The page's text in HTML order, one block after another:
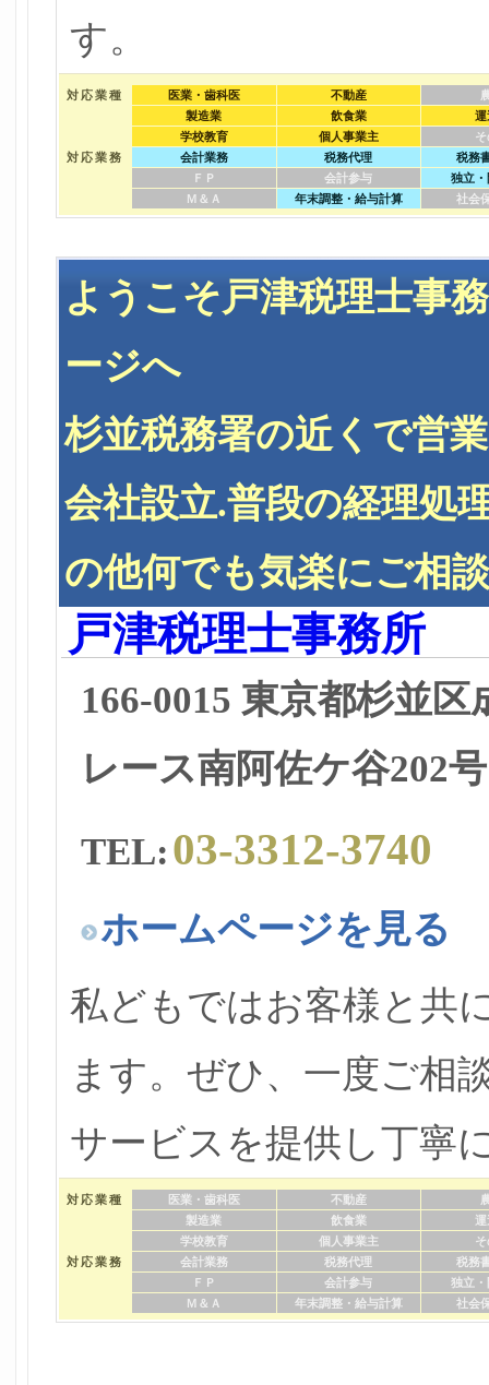
す。
対応業種 医業・歯科医 不動産
製造業
飲食業
運
学校教育
個人事業主
対応業務
会計業務 税務代理
税務
ＦＰ
会計参与
独立
Ｍ＆Ａ
年末調整・給与計算 社会
ようこそ戸津税理士事
ージへ
杉並税務署の近くで営
会社設立.普段の経理処
の他何でも気楽にご相
戸津税理士事務所
166-0015 東京都杉並区
レース南阿佐ケ谷202号
TEL:03-3312-3740
ホームページを見る
私どもではお客様と共
ます。ぜひ、一度ご相
サービスを提供し丁寧
対応業種 医業・歯科医 不動産
製造業
飲食業
学校教育
個人事業主
対応業務
会計業務 税務代理
税務
ＦＰ
会計参与
独立
Ｍ＆Ａ
年末調整・給与計算 社会